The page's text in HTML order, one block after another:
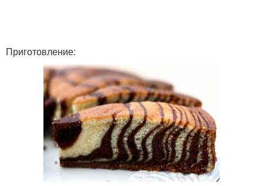
Приготовление: